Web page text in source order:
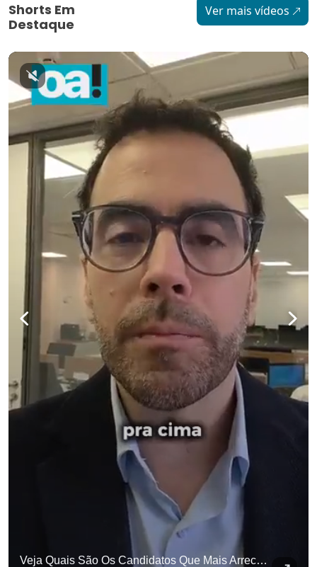
Shorts Em
Destaque
Ver mais vídeos
Veja Quais São Os Candidatos Que Mais Arrecadaram Recursos, Até Agora, Por Meio De Vaquinhas Eleito